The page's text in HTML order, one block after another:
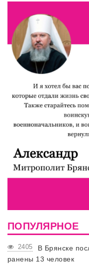
ПОПУЛЯРНОЕ
2405
В Брянске
ранены 13 человек